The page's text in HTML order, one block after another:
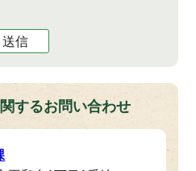
送信
するお問い合わせ